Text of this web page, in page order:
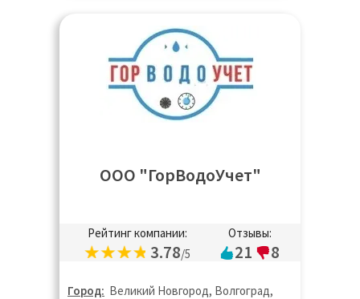
Люберцы, Магнитогорск, Нижний
Новгород, Оренбург, Пенза, Пермь,
Пушкино, Реутов, Ростов-на Дону,
Самара, Санкт-Петербург, Саратов,
Сергиев Посад, Таганрог, Тольятти, Тула,
ООО "ГорВодоУчет"
Рейтинг компании:
3.78/5
Отзывы:
21 8
Город: Великий Новгород, Волгоград,